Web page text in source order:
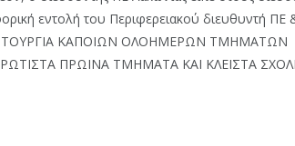
εντολή του Περιφερειακού διευθυντή ΠΕ
ΚΑΠΟΙΩΝ ΟΛΟΗΜΕΡΩΝ ΤΜΗΜΑΤΩΝ
ΠΡΩΙΝΑ ΤΜΗΜΑΤΑ ΚΑΙ ΚΛΕΙΣΤΑ